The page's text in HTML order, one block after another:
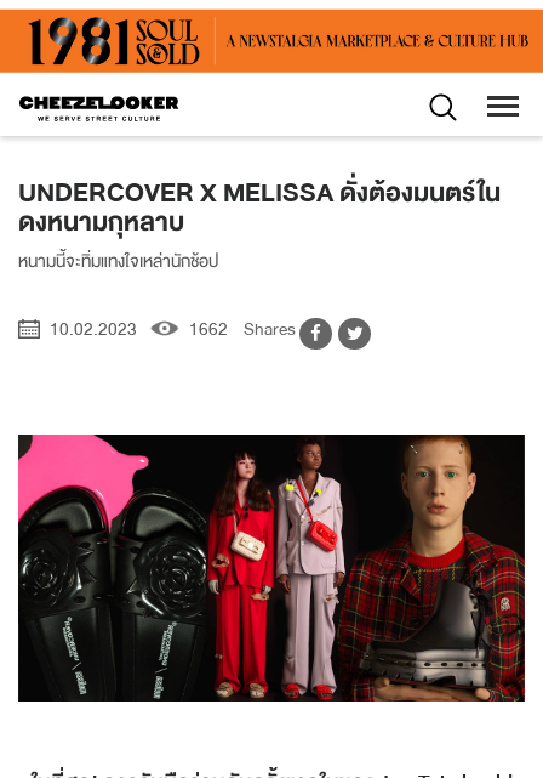
UNDERCOVER X MELISSA ดั่งต้องมนตร์ใน
ดงหนามกุหลาบ
หนามนี้จะทิ่มแทงใจเหล่านักช้อป
10.02.2023 1662 Shares